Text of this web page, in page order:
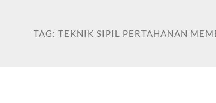
TAG:TEKNIK SIPIL PERTAHANAN